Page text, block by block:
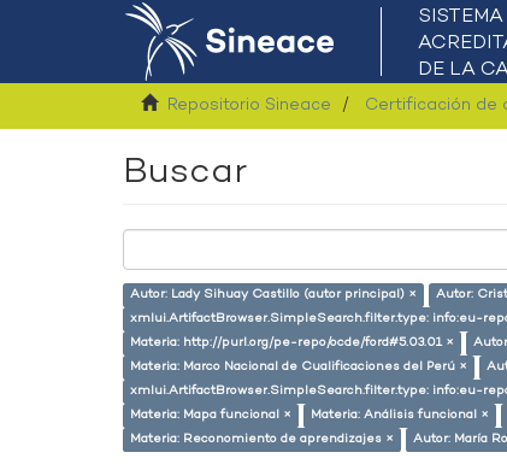
Repositorio Sineace Certificación de
Buscar
Autor: Lady Sihuay Castillo (autor principal) ×
Autor:
xmlui.ArtifactBrowser.SimpleSearch.filter.type: info:eu-
Materia: http://purl.org/pe-repo/ocde/ford#5.03.01 ×
Materia: Marco Nacional de Cualificaciones del Perú ×
xmlui.ArtifactBrowser.SimpleSearch.filter.type: info:eu-
Materia: Mapa funcional ×
Materia: Análisis funcional ×
Materia: Reconomiento de aprendizajes ×
Autor: María